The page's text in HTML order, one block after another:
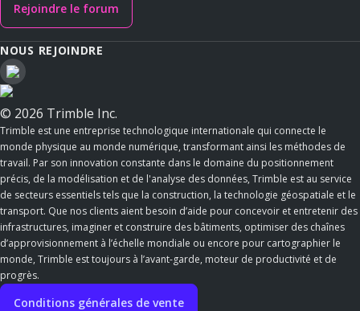
Rejoindre le forum
NOUS REJOINDRE
© 2026 Trimble Inc.
Trimble est une entreprise technologique internationale qui connecte le
monde physique au monde numérique, transformant ainsi les méthodes de
travail. Par son innovation constante dans le domaine du positionnement
précis, de la modélisation et de l'analyse des données, Trimble est au service
de secteurs essentiels tels que la construction, la technologie géospatiale et le
transport. Que nos clients aient besoin d’aide pour concevoir et entretenir des
infrastructures, imaginer et construire des bâtiments, optimiser des chaînes
d’approvisionnement à l’échelle mondiale ou encore pour cartographier le
monde, Trimble est toujours à l’avant-garde, moteur de productivité et de
progrès.
Conditions générales de vente